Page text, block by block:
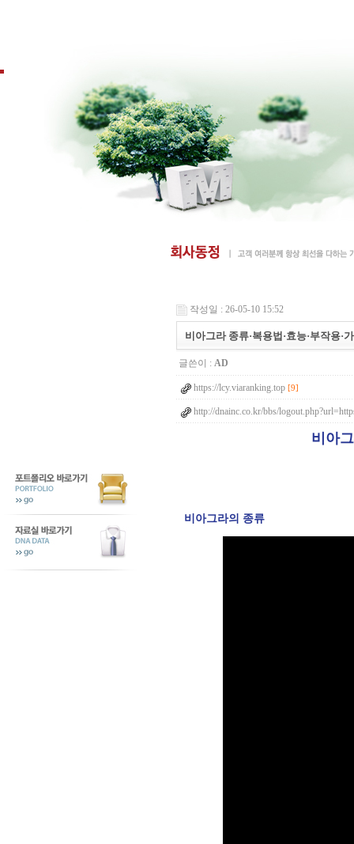
작성일 : 26-05-10 15:52
비아그라 종류·복용법·효능·부작용·
글쓴이 : AD
https://lcy.viaranking.top [9]
http://dnainc.co.kr/bbs/
비아
비아그라의 종류